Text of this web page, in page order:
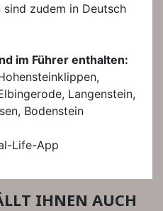
zudem in Deutsch
im Führer enthalten:
Langenstein,
Bodenstein
Life-App
IHNEN AUCH